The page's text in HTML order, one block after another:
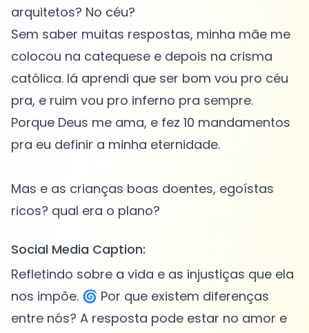
arquitetos? No céu?
Sem saber muitas respostas, minha mãe me
colocou na catequese e depois na crisma
católica. lá aprendi que ser bom vou pro céu
pra, e ruim vou pro inferno pra sempre.
Porque Deus me ama, e fez 10 mandamentos
pra eu definir a minha eternidade.
Mas e as crianças boas doentes, egoístas
Social Media Caption:
Refletindo sobre a vida e as injustiças que ela
nos impõe. 🌀 Por que existem diferenças
entre nós? A resposta pode estar no amor e